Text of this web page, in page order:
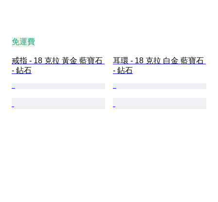
免運費
戒指 - 18 克拉 黃金 藍寶石
- 鉆石
耳環 - 18 克拉 白金 藍寶石
- 鉆石